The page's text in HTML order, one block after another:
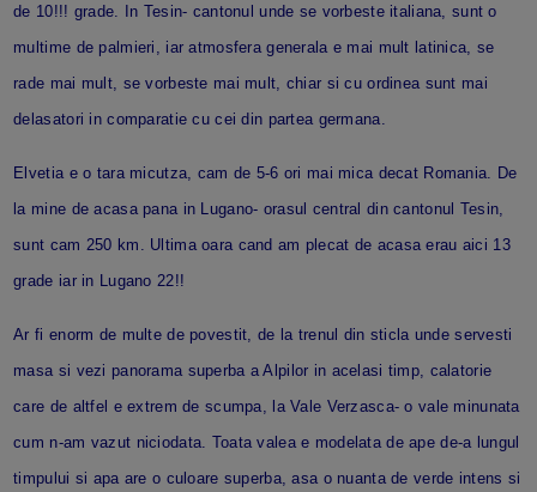
de 10!!! grade. In Tesin- cantonul unde se vorbeste italiana, sunt o
multime de palmieri, iar atmosfera generala e mai mult latinica, se
rade mai mult, se vorbeste mai mult, chiar si cu ordinea sunt mai
delasatori in comparatie cu cei din partea germana.
Elvetia e o tara micutza, cam de 5-6 ori mai mica decat Romania. De
la mine de acasa pana in Lugano- orasul central din cantonul Tesin,
sunt cam 250 km. Ultima oara cand am plecat de acasa erau aici 13
grade iar in Lugano 22!!
Ar fi enorm de multe de povestit, de la trenul din sticla unde servesti
masa si vezi panorama superba a Alpilor in acelasi timp, calatorie
care de altfel e extrem de scumpa, la Vale Verzasca- o vale minunata
cum n-am vazut niciodata. Toata valea e modelata de ape de-a lungul
timpului si apa are o culoare superba, asa o nuanta de verde intens si